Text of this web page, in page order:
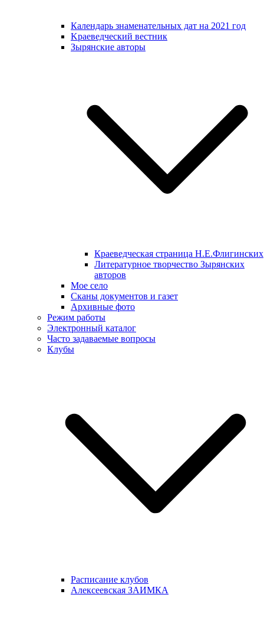
Календарь знаменательных дат на 2021 год
Kраеведческий вестник
Зырянские авторы
Краеведческая страница Н.Е.Флигинских
Литературное творчество Зырянских
авторов
Мое село
Сканы документов и газет
Архивные фото
Режим работы
Электронный каталог
Часто задаваемые вопросы
Клубы
Расписание клубов
Алексеевская ЗАИМКА